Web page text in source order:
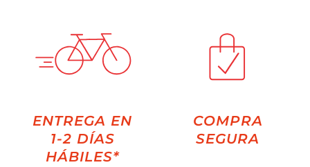
ENTREGA EN
1-2 DÍAS
HÁBILES*
COMPRA
SEGURA